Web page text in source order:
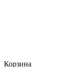
Корзина